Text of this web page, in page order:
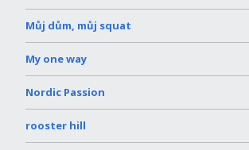
Můj dům, můj squat
My one way
Nordic Passion
rooster hill